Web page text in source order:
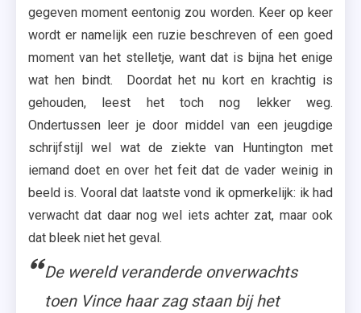
gegeven moment eentonig zou worden. Keer op keer
wordt er namelijk een ruzie beschreven of een goed
moment van het stelletje, want dat is bijna het enige
wat hen bindt. Doordat het nu kort en krachtig is
gehouden, leest het toch nog lekker weg.
Ondertussen leer je door middel van een jeugdige
schrijfstijl wel wat de ziekte van Huntington met
iemand doet en over het feit dat de vader weinig in
beeld is. Vooral dat laatste vond ik opmerkelijk: ik had
verwacht dat daar nog wel iets achter zat, maar ook
dat bleek niet het geval.
De wereld veranderde onverwachts
toen Vince haar zag staan bij het